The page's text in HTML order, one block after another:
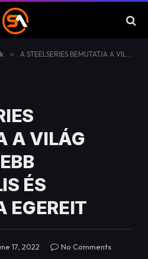
» A STEELSERIES BEMUTATJA A VILÁG LEGKÖNNYEBB UNIVERZÁLIS ÉS MMO/MOBA EGEREIT
A VILÁG
ÉS
EGEREIT
17, 2022
No Comments